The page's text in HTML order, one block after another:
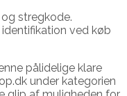
stregkode.
ved køb
pålidelige klare
under kategorien